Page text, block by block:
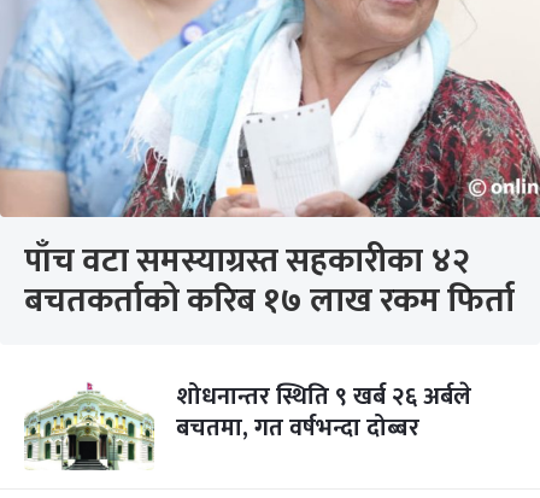
पाँच वटा समस्याग्रस्त सहकारीका ४२
बचतकर्ताको करिब १७ लाख रकम फिर्ता
शोधनान्तर स्थिति ९ खर्ब २६ अर्बले
बचतमा, गत वर्षभन्दा दोब्बर